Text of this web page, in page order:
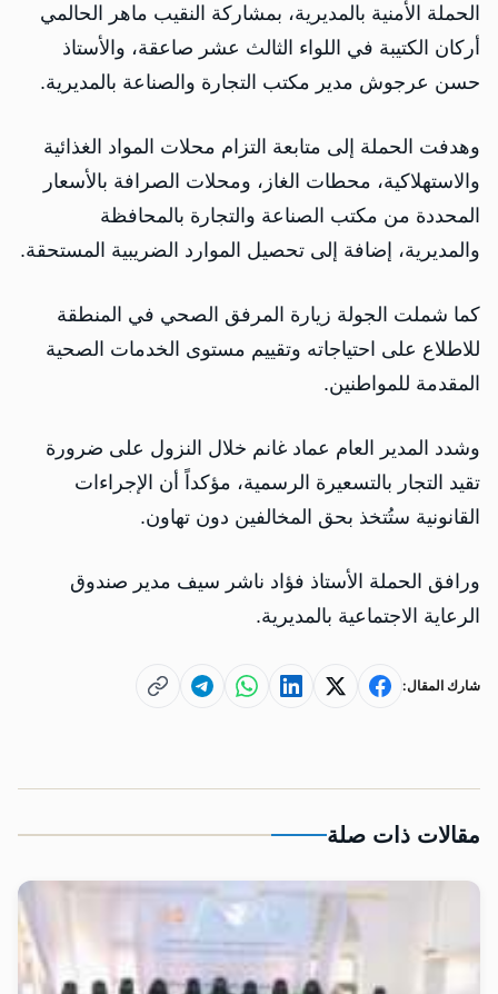
الحملة الأمنية بالمديرية، بمشاركة النقيب ماهر الحالمي
أركان الكتيبة في اللواء الثالث عشر صاعقة، والأستاذ
حسن عرجوش مدير مكتب التجارة والصناعة بالمديرية.
وهدفت الحملة إلى متابعة التزام محلات المواد الغذائية
والاستهلاكية، محطات الغاز، ومحلات الصرافة بالأسعار
المحددة من مكتب الصناعة والتجارة بالمحافظة
والمديرية، إضافة إلى تحصيل الموارد الضريبية المستحقة.
كما شملت الجولة زيارة المرفق الصحي في المنطقة
للاطلاع على احتياجاته وتقييم مستوى الخدمات الصحية
المقدمة للمواطنين.
وشدد المدير العام عماد غانم خلال النزول على ضرورة
تقيد التجار بالتسعيرة الرسمية، مؤكداً أن الإجراءات
القانونية ستُتخذ بحق المخالفين دون تهاون.
ورافق الحملة الأستاذ فؤاد ناشر سيف مدير صندوق
الرعاية الاجتماعية بالمديرية.
شارك المقال:
مقالات ذات صلة